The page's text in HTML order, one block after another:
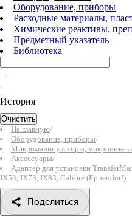
Оборудование, приборы
Расходные материалы,
Химические реактивы,
Предметный указатель
Библиотека
История
Очистить
На главную/
Оборудование, приборы/
Микроманипуляторы,
Аксессуары/
Адаптер для установки
IX53, IX73, IX83, Calibre (Eppendorf)
Поделиться